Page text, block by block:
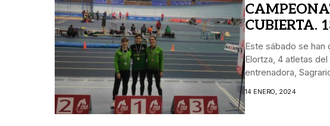
CUBIERTA.
Este sábado se han
Elortza, 4 atletas
entrenadora,
14 ENERO, 2024